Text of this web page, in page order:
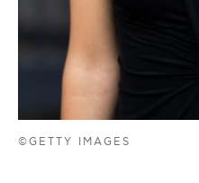
©GETTY IMAGES